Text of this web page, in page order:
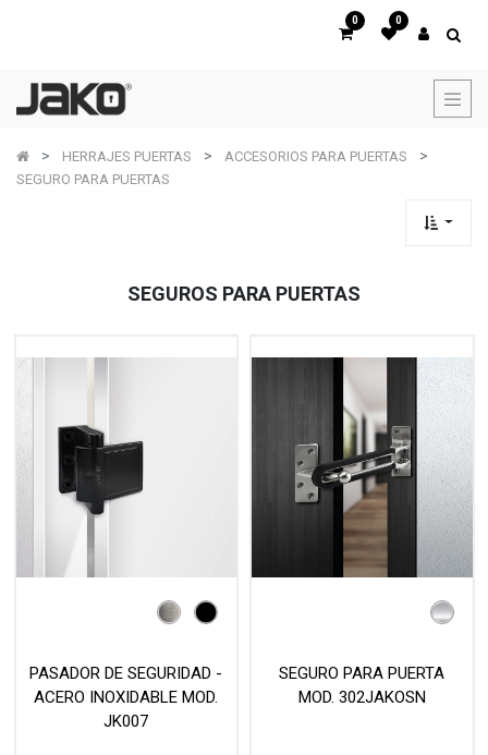
0 0
HERRAJES PUERTAS
ACCESORIOS PARA PUERTAS
SEGURO PARA PUERTAS
SEGUROS PARA PUERTAS
PASADOR DE SEGURIDAD -
ACERO INOXIDABLE MOD.
JK007
SEGURO PARA PUERTA
MOD. 302JAKOSN